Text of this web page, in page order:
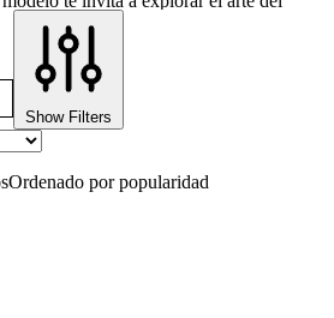
y cautivadores. Perfecto para
curiosos que buscan un proyecto
Show Filters
Ordenado por popularidad